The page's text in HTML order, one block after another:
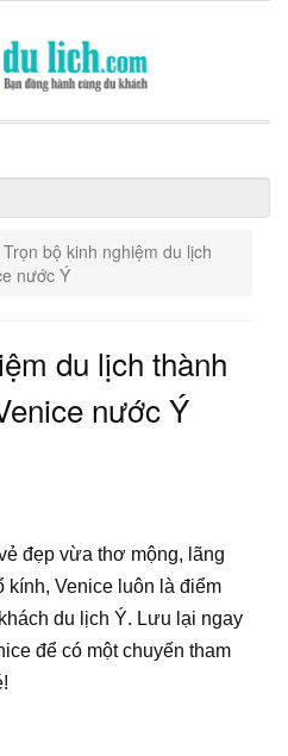
Trọn bộ kinh nghiệm du lịch
nước Ý
du lịch thành
nước Ý
đẹp vừa thơ mộng, lãng
kính, Venice luôn là điểm
du lịch Ý. Lưu lại ngay
để có một chuyến tham